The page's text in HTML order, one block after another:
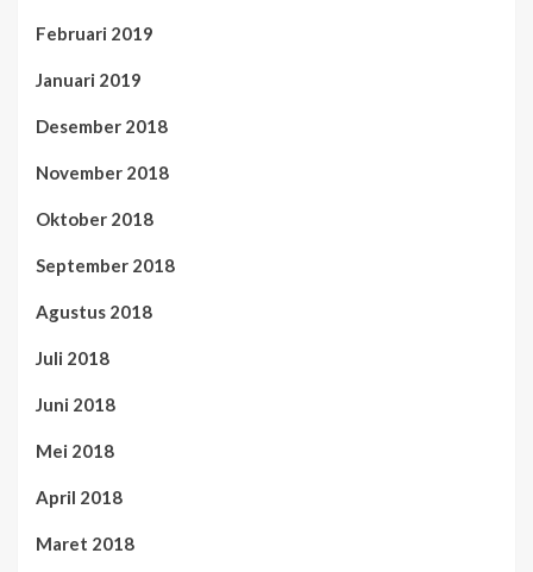
Februari 2019
Januari 2019
Desember 2018
November 2018
Oktober 2018
September 2018
Agustus 2018
Juli 2018
Juni 2018
Mei 2018
April 2018
Maret 2018